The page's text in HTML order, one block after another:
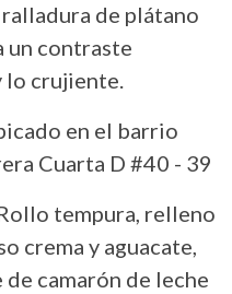
de plátano
un contraste
lo crujiente.
en el barrio
Cuarta D #40 - 39
tempura, relleno
crema y aguacate,
camarón de leche